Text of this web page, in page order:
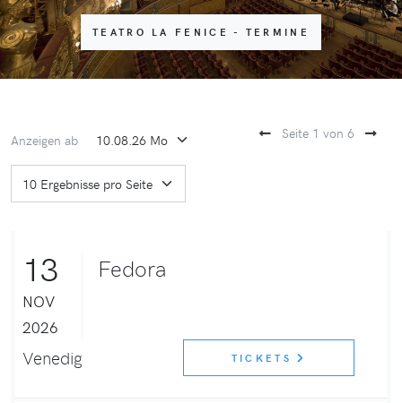
TEATRO LA FENICE - TERMINE
Anzeigen ab Seite 1 von 6
13
NOV
2026
Fedora
Venedig TICKETS